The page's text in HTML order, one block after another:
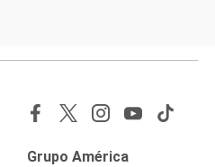
Grupo América